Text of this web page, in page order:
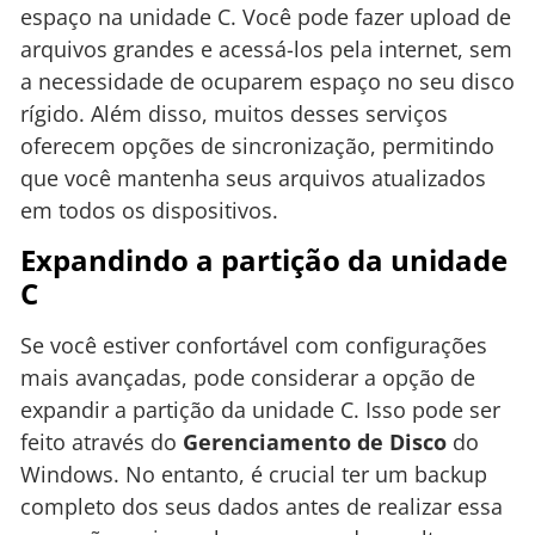
espaço na unidade C. Você pode fazer upload de
arquivos grandes e acessá-los pela internet, sem
a necessidade de ocuparem espaço no seu disco
rígido. Além disso, muitos desses serviços
oferecem opções de sincronização, permitindo
que você mantenha seus arquivos atualizados
em todos os dispositivos.
Expandindo a partição da unidade
C
Se você estiver confortável com configurações
mais avançadas, pode considerar a opção de
expandir a partição da unidade C. Isso pode ser
feito através do Gerenciamento de Disco do
Windows. No entanto, é crucial ter um backup
completo dos seus dados antes de realizar essa